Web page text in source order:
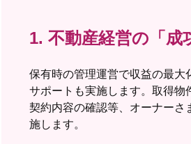
1. 不動産経営の 「
保有時の管理運営で収益の最大
サポートも実施します。取得物
契約内容の確認等、オーナーさ
施します。